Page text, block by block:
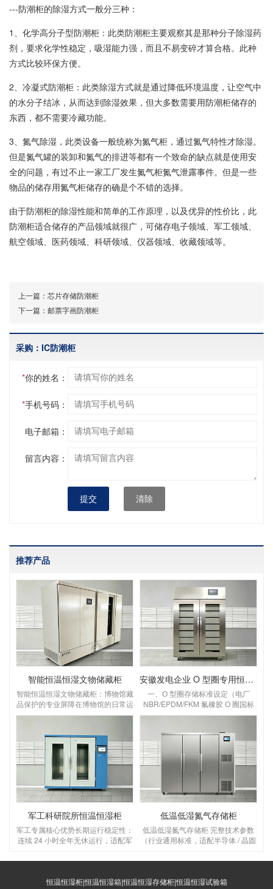
---防潮柜的除湿方式一般分三种：
1、化学高分子型防潮柜：此类防潮柜主要观察其是那种分子除湿药
剂，要求化学性稳定，吸湿能力强，而且不易变碎才算合格。此种
方式比较环保方便。
2、冷凝式防潮柜：此类除湿方式就是通过降低环境温度，让空气中
的水分子结冰，从而达到除湿效果，但大多数需要用防潮柜储存的
东西，都不需要冷藏功能。
3、氮气除湿，此类设备一般统称为氮气柜，通过氮气特性才除湿。
但是氮气罐的装卸和氮气的排进等都有一个致命的缺点就是使用安
全的问题，有过不止一家工厂发生氮气柜氮气泄露事件。但是一些
物品的储存用氮气柜储存的确是个不错的选择。
由于防潮柜的除湿性能和简单的工作原理，以及优异的性价比，此
防潮柜适合储存的产品领域就很广，可储存电子领域、军工领域、
航空领域、医药领域、科研领域、仪器领域、收藏领域等。
上一篇： 芯片存储防潮柜
下一篇： 邮票字画防潮柜
采购：IC防潮柜
*你的姓名：
*手机号码：
电子邮箱：
留言内容：
提交 清除
推荐产品
智能恒温恒湿文物储藏柜
智能恒温恒湿文物储藏柜：博物馆藏
品保护的专业屏障在博物馆的日常运
营中，文物的长期保存始终是核心课
等环境因素，会对纸质、木质、纺织
品、金属类文物造成不可逆的损害，
而智能恒温恒湿文物储藏柜，正是为
解决这一难题而生的专业设备，为博
物馆藏品构建起全天候、高精度的保
护屏障。一、核心功能：为文物打造
“稳定生态舱”博物馆文物的保存，对
的核心价值，
安徽发电企业 O 型圈专用恒温恒湿储存柜
一、O 型圈存储标准设定（电厂
NBR/EPDM/FKM 氟橡胶 O 圈国标
要求）设定温湿度：温度 18～
优选 20℃，控温精度 ±1℃，区间 5
～25℃，＞30℃橡胶加速老化变
硬、永久变形；＜5℃低温脆裂失
弹 湿度：45～55% RH，控湿 ±3%
橡胶吸水胀大；湿＜40% 密封圈干
裂O 型圈存放管理规范（
军工科研院所恒温恒湿柜
军工专属核心优势长期运行稳定性：
连续 24 小时全年无休运行，适配军
间歇使用；环境耐受更强：设备本身
稳定工作；数据溯源合规：完整温湿
低温低湿氮气存储柜
低温低湿氮气存储柜 完整技术参数
（行业通用标准，适配半导体 / 晶圆
湿度难＜30% RH 问题）一、核心温
范围：5～20℃（低温区可调）控温
恒温恒湿柜|恒温恒湿箱|恒温恒湿存储柜|恒温恒湿试验箱